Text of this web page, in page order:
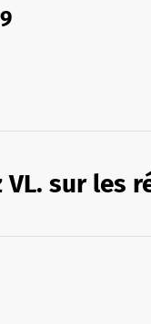
VL. sur les